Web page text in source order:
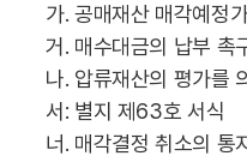
가. 공매재산 매각예정
거. 매수대금의 납부 촉
나. 압류재산의 평가를
서: 별지 제63호 서식
너. 매각결정 취소의 통